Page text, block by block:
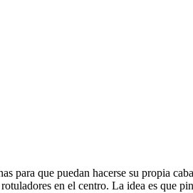
para que puedan hacerse su propia
en el centro. La idea es que